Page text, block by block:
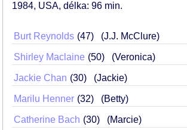
1984 USA délka: 96 min
Burt Reynolds 47 (J.J. McClure)
Shirley Maclaine 50 (Veronica)
Jackie Chan 30 (Jackie)
Marilu Henner 32 (Betty)
Catherine Bach 30 (Marcie)